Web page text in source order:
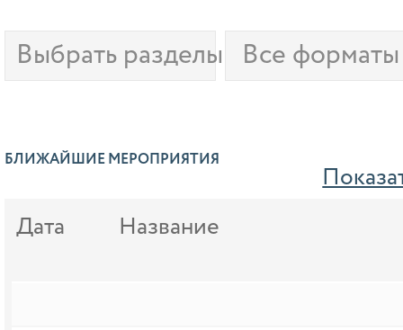
Выбрать разделы и темыВсе форматы
БЛИЖАЙШИЕ МЕРОПРИЯТИЯ
Дата
Название